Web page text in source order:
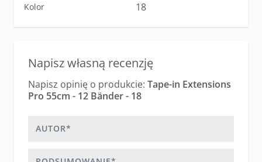
Kolor 18
Napisz własną recenzję
Napisz opinię o produkcie: Tape-in Extensions
Pro 55cm - 12 Bänder - 18